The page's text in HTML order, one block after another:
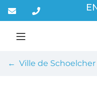
Aller
au
contenu
Ville de Schoelcher